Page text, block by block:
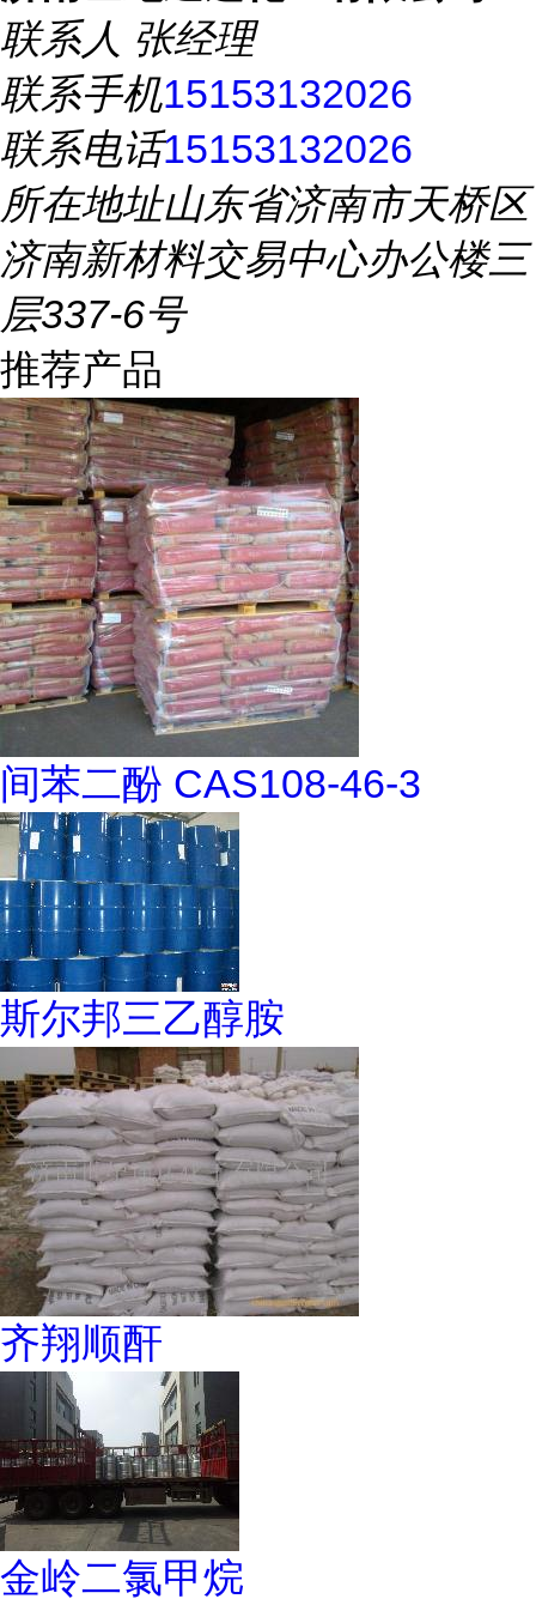
联系人 张经理
联系手机15153132026
联系电话15153132026
所在地址山东省济南市天桥区
济南新材料交易中心办公楼三
层337-6号
推荐产品
间苯二酚 CAS108-46-3
斯尔邦三乙醇胺
齐翔顺酐
金岭二氯甲烷